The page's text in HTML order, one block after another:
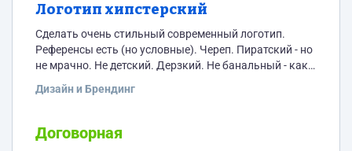
Логотип хипстерский
Сделать очень стильный современный логотип.
Референсы есть (но условные). Череп. Пиратский - но
не мрачно. Не детский. Дерзкий. Не банальный - как
соблазнение страсть - должны отслеживаться -
т.д. кроме черепа. Для личного бренда. Можно в
современной технике. Техника можно Глитч арт, или .
Дизайн и Брендинг
Договорная